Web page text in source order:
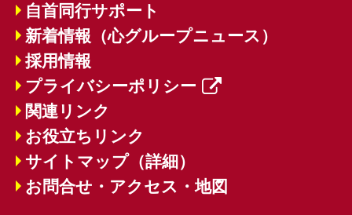
自首同行サポート
新着情報（心グループニュース）
採用情報
プライバシーポリシー
関連リンク
お役立ちリンク
サイトマップ（詳細）
お問合せ・アクセス・地図